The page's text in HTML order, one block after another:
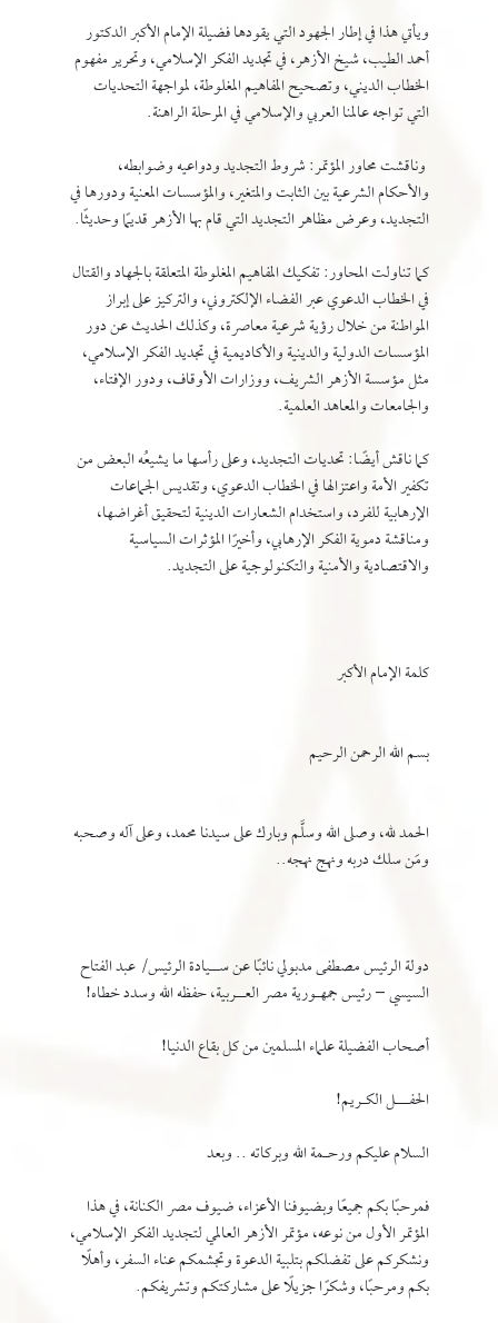
ويأتي هذا في إطار الجهود التي يقودها فضيلة الإمام الأكبر الدكتور
أحمد الطيب، شيخ الأزهر، في تجديد الفكر الإسلامي، وتحرير مفهوم
الخطاب الديني، وتصحيح المفاهيم المغلوطة، لمواجهة التحديات
التي تواجه عالمنا العربي والإسلامي في المرحلة الراهنة.
وناقشت محاور المؤتمر: شروط التجديد ودواعيه وضوابطه،
والأحكام الشرعية بين الثابت والمتغير، والمؤسسات المعنية ودورها في
التجديد، وعرض مظاهر التجديد التي قام بها الأزهر قديمًا وحديثًا.
كما تناولت المحاور: تفكيك المفاهيم المغلوطة المتعلقة بالجهاد والقتال
في الخطاب الدعوي عبر الفضاء الإلكتروني، والتركيز على إبراز
المواطنة من خلال رؤية شرعية معاصرة، وكذلك الحديث عن دور
المؤسسات الدولية والدينية والأكاديمية في تجديد الفكر الإسلامي،
مثل مؤسسة الأزهر الشريف، ووزارات الأوقاف، ودور الإفتاء،
والجامعات والمعاهد العلمية.
كما ناقش أيضًا: تحديات التجديد، وعلى رأسها ما يشيعُه البعض من
تكفير الأمة واعتزالها في الخطاب الدعوي، وتقديس الجماعات
الإرهابية للفرد، واستخدام الشعارات الدينية لتحقيق أغراضها،
ومناقشة دموية الفكر الإرهابي، وأخيرًا المؤثرات السياسية
والاقتصادية والأمنية والتكنولوجية على التجديد.
كلمة الإمام الأكبر
بسم الله الرحمن الرحيم
الحمد لله، وصلى الله وسلَّم وبارك على سيدنا محمد، وعلى آله وصحبه
ومَن سلك دربه ونهج نهجه..
دولة الرئيس مصطفى مدبولي نائبًا عن ســيادة الرئيس/ عبد الفتاح
السيسي – رئيس جمهـورية مصر العــربية، حفظه الله وسدد خطاه!
أصحاب الفضيلة علماء المسلمين من كل بقاع الدنيا!
الحفـــل الكـريم!
السلام عليكم ورحـمة الله وبركاته .. وبعد
فمرحبًا بكم جميعًا وبضيوفنا الأعزاء، ضيوف مصر الكنانة، في هذا
المؤتمر الأول من نوعه، مؤتمر الأزهر العالمي لتجديد الفكر الإسلامي،
ونشكركم على تفضلكم بتلبية الدعوة وتجشمكم عناء السفر، وأهلًا
بكم ومرحبًا، وشكرًا جزيلًا على مشاركتكم وتشريفكم.